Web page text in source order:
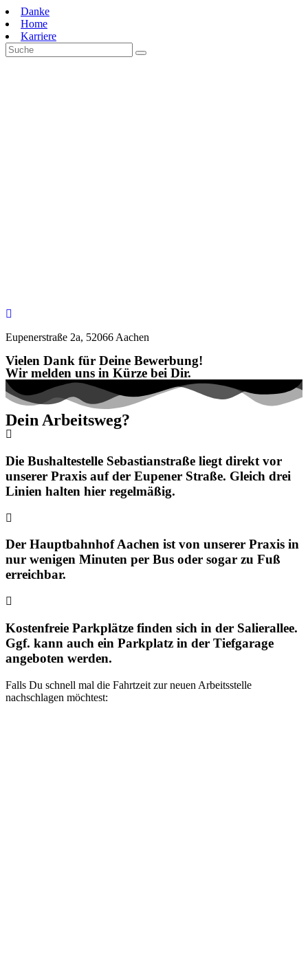
Zum
Inhalt
springen
Danke
Home
Karriere
Eupenerstraße 2a, 52066 Aachen
Vielen Dank für Deine Bewerbung!
Wir melden uns in Kürze bei Dir.
Dein Arbeitsweg?
Die Bushaltestelle Sebastianstraße liegt direkt vor
unserer Praxis auf der Eupener Straße. Gleich drei
Linien halten hier regelmäßig.
Der Hauptbahnhof Aachen ist von unserer Praxis in
nur wenigen Minuten per Bus oder sogar zu Fuß
erreichbar.
Kostenfreie Parkplätze finden sich in der Salierallee.
Ggf. kann auch ein Parkplatz in der Tiefgarage
angeboten werden.
Falls Du schnell mal die Fahrtzeit zur neuen Arbeitsstelle
nachschlagen möchtest: